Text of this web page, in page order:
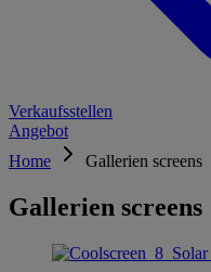
Verkaufsstellen
Angebot
Home
Gallerien screens
Gallerien screens